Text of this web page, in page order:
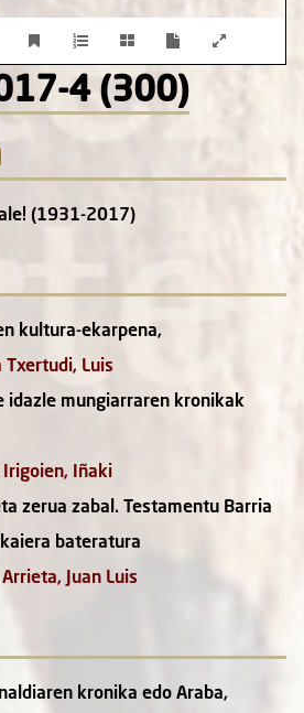
4 (300)
(1931-2017)
kultura-ekarpena,
Txertudi, Luis
idazle mungiarraren kronikak
Iñaki
zerua zabal. Testamentu Barria
bateratura
Juan Luis
kronika edo Araba,